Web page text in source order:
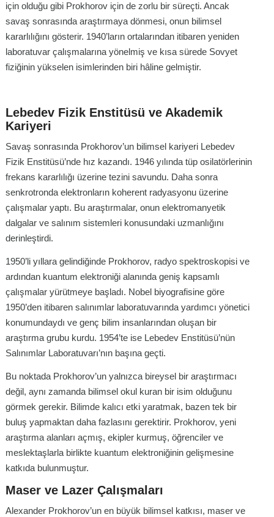
için olduğu gibi Prokhorov için de zorlu bir süreçti. Ancak
savaş sonrasında araştırmaya dönmesi, onun bilimsel
kararlılığını gösterir. 1940’ların ortalarından itibaren yeniden
laboratuvar çalışmalarına yönelmiş ve kısa sürede Sovyet
fiziğinin yükselen isimlerinden biri hâline gelmiştir.
Lebedev Fizik Enstitüsü ve Akademik
Kariyeri
Savaş sonrasında Prokhorov’un bilimsel kariyeri Lebedev
Fizik Enstitüsü’nde hız kazandı. 1946 yılında tüp osilatörlerinin
frekans kararlılığı üzerine tezini savundu. Daha sonra
senkrotronda elektronların koherent radyasyonu üzerine
çalışmalar yaptı. Bu araştırmalar, onun elektromanyetik
dalgalar ve salınım sistemleri konusundaki uzmanlığını
derinleştirdi.
1950’li yıllara gelindiğinde Prokhorov, radyo spektroskopisi ve
ardından kuantum elektroniği alanında geniş kapsamlı
çalışmalar yürütmeye başladı. Nobel biyografisine göre
1950’den itibaren salınımlar laboratuvarında yardımcı yönetici
konumundaydı ve genç bilim insanlarından oluşan bir
araştırma grubu kurdu. 1954’te ise Lebedev Enstitüsü’nün
Salınımlar Laboratuvarı’nın başına geçti.
Bu noktada Prokhorov’un yalnızca bireysel bir araştırmacı
değil, aynı zamanda bilimsel okul kuran bir isim olduğunu
görmek gerekir. Bilimde kalıcı etki yaratmak, bazen tek bir
buluş yapmaktan daha fazlasını gerektirir. Prokhorov, yeni
araştırma alanları açmış, ekipler kurmuş, öğrenciler ve
meslektaşlarla birlikte kuantum elektroniğinin gelişmesine
katkıda bulunmuştur.
Maser ve Lazer Çalışmaları
Alexander Prokhorov’un en büyük bilimsel katkısı, maser ve